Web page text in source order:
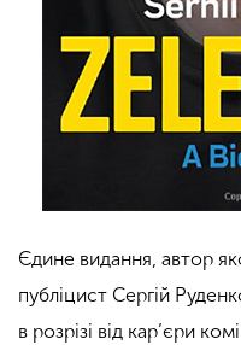
Єдине видання, автор
публіцист Сергій
в розрізі від кар’єри